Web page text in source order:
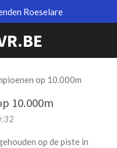
Roeselare
op 10.000m
10.000m
op de piste in